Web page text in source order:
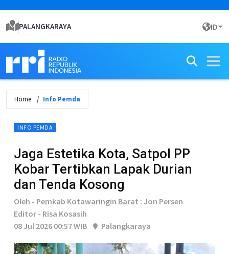
PALANGKARAYA ID
Home Info Pemda
INFO PEMDA
Jaga Estetika Kota, Satpol PP
Kobar Tertibkan Lapak Durian
dan Tenda Kosong
Oleh - Pemkab Kotawaringin Barat : Jon Persen
Editor - Risa Kosasih
08 Jul 2026 00:57 WIB
Palangkaraya